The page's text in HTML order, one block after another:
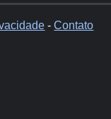
-Contato